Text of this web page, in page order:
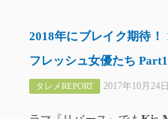
2018年にブレイク期待
フレッシュ女優たち Part1
タレメREPORT 2017年10月24